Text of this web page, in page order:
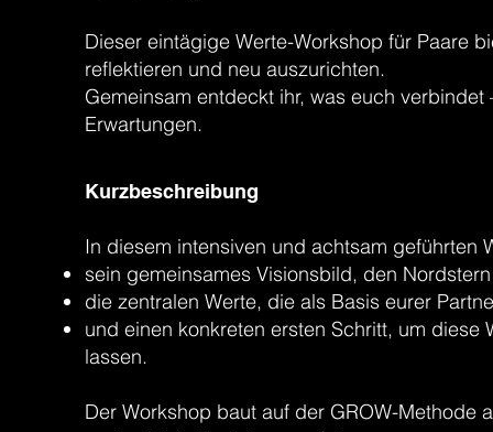
Dieser eintägige Werte-Workshop für Paare
reflektieren und neu auszurichten.
Gemeinsam entdeckt ihr, was euch
Erwartungen.
Kurzbeschreibung
In diesem intensiven und achtsam geführten
sein gemeinsames Visionsbild, den
die zentralen Werte, die als Basis eurer
und einen konkreten ersten Schritt, um
lassen.
Der Workshop baut auf der GROW-Methode